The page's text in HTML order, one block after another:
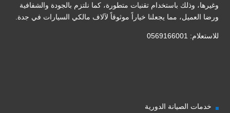
وغيرها، وذلك باستخدام تقنيات متطورة، كما نلتزم بالجودة والشفافية
ورضا العميل، مما يجعلنا خياراً موثوقاً لآلاف مالكي السيارات في جدة.
للاستعلام: 0569166001
خدمات الصيانة الدورية